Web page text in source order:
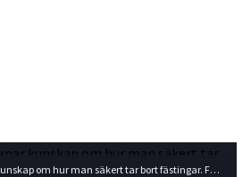
Många djurägare saknar kunskap om hur man säkert tar bort fästingar. Foto: Shutterstock